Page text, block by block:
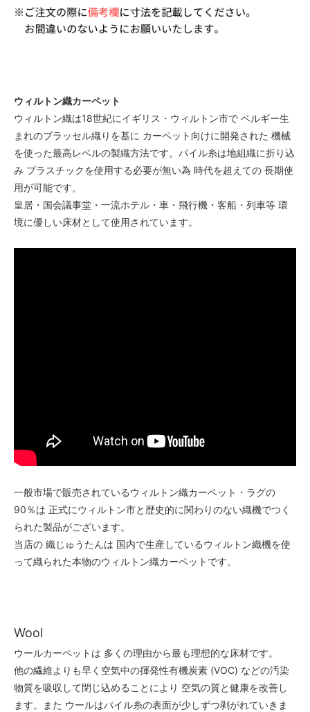
ウィルトン織カーペット
ウィルトン織は18世紀にイギリス・ウィルトン市で ベルギー生
まれのブラッセル織りを基に カーペット向けに開発された 機械
を使った最高レベルの製織方法です。パイル糸は地組織に折り込
み プラスチックを使用する必要が無い為 時代を超えての 長期使
用が可能です。
皇居・国会議事堂・一流ホテル・車・飛行機・客船・列車等 環
境に優しい床材として使用されています。
一般市場で販売されているウィルトン織カーペット・ラグの
90％は 正式にウィルトン市と歴史的に関わりのない織機でつく
られた製品がございます。
当店の 織じゅうたんは 国内で生産しているウィルトン織機を使
って織られた本物のウィルトン織カーペットです。
Wool
ウールカーペットは 多くの理由から最も理想的な床材です。
他の繊維よりも早く空気中の揮発性有機炭素 (VOC) などの汚染
物質を吸収して閉じ込めることにより 空気の質と健康を改善し
ます。また ウールはパイル糸の表面が少しずつ剥がれていきま